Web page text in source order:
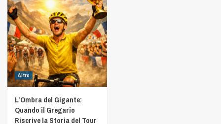
Altro
L’Ombra del Gigante:
Quando il Gregario
Riscrive la Storia del Tour